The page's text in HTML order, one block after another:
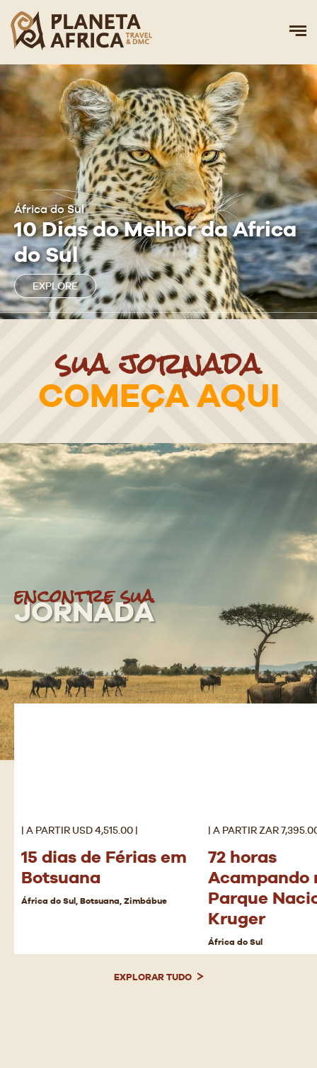
África do Sul
10 Dias do Melhor da Africa
do Sul
EXPLORE
sua jornada
COMEÇA AQUI
encontre sua
JORNADA
| A PARTIR USD 4,515.00 |
15 dias de Férias em
Botsuana
África do Sul, Botsuana, Zimbábue
| A PARTIR ZAR
72 horas
Acampando
Parque
Kruger
África do Sul
EXPLORAR TUDO